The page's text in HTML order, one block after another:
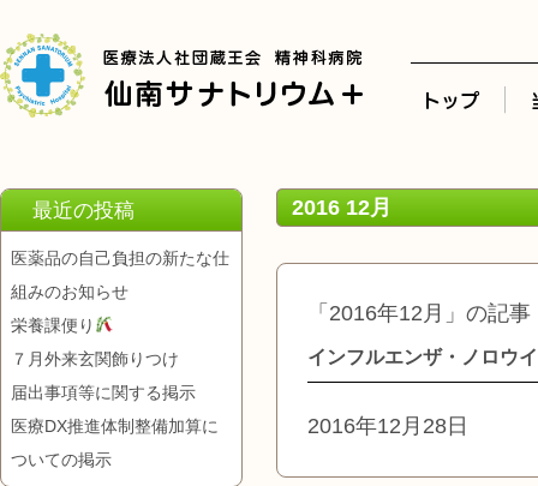
最近の投稿
医薬品の自己負担の新たな仕
組みのお知らせ
栄養課便り
７月外来玄関飾りつけ
届出事項等に関する掲示
医療DX推進体制整備加算に
ついての掲示
2016 12月
「2016年12月」の記事
インフルエンザ・ノロウ
2016年12月28日